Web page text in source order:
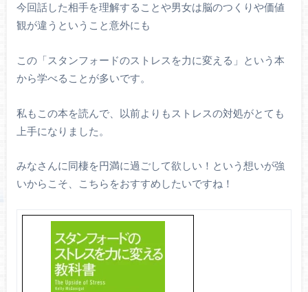
今回話した相手を理解することや男女は脳のつくりや価値
観が違うということ意外にも
この「スタンフォードのストレスを力に変える」という本
から学べることが多いです。
私もこの本を読んで、以前よりもストレスの対処がとても
上手になりました。
みなさんに同棲を円満に過ごして欲しい！という想いが強
いからこそ、こちらをおすすめしたいですね！